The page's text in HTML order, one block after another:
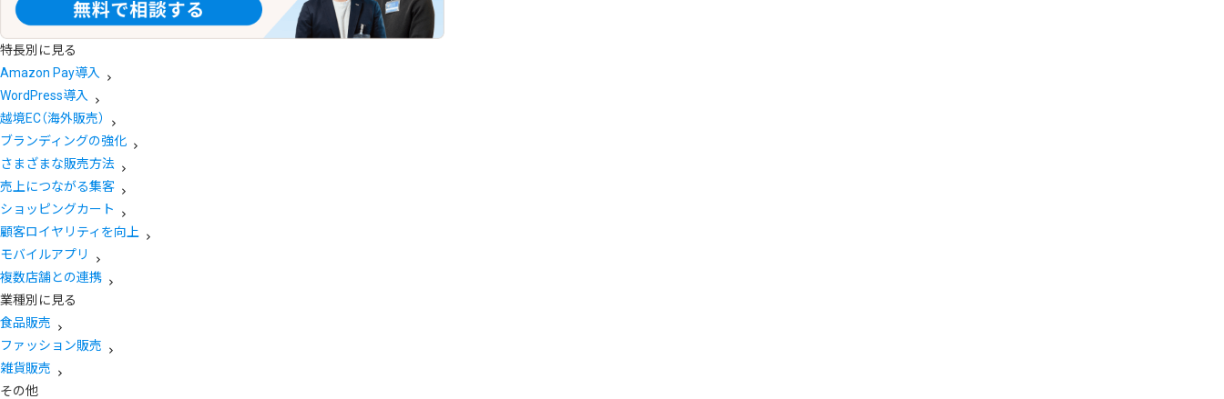
特長別に見る
Amazon Pay導入
WordPress導入
越境EC（海外販売）
ブランディングの強化
さまざまな販売方法
売上につながる集客
ショッピングカート
顧客ロイヤリティを向上
モバイルアプリ
複数店舗との連携
業種別に見る
食品販売
ファッション販売
雑貨販売
その他